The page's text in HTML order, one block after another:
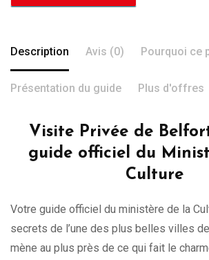
Description Avis (0) Pourquoi ce
Présentation du guide Plus d'offres
Visite Privée de
guide officiel du
Culture
Votre guide officiel du ministère de la
secrets de l’une des plus belles villes
mène au plus près de ce qui fait le